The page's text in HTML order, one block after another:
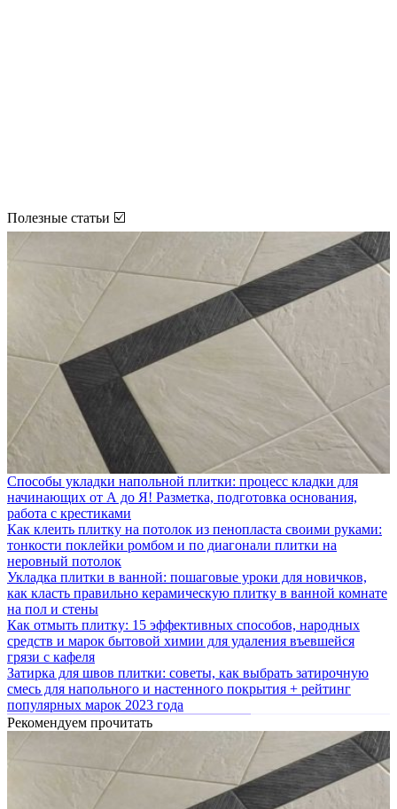
Полезные статьи ☑️
Способы укладки напольной плитки: процесс кладки для
начинающих от А до Я! Разметка, подготовка основания,
работа с крестиками
Как клеить плитку на потолок из пенопласта своими руками:
тонкости поклейки ромбом и по диагонали плитки на
неровный потолок
Укладка плитки в ванной: пошаговые уроки для новичков,
как класть правильно керамическую плитку в ванной комнате
на пол и стены
Как отмыть плитку: 15 эффективных способов, народных
средств и марок бытовой химии для удаления въевшейся
грязи с кафеля
Затирка для швов плитки: советы, как выбрать затирочную
смесь для напольного и настенного покрытия + рейтинг
популярных марок 2023 года
Рекомендуем прочитать